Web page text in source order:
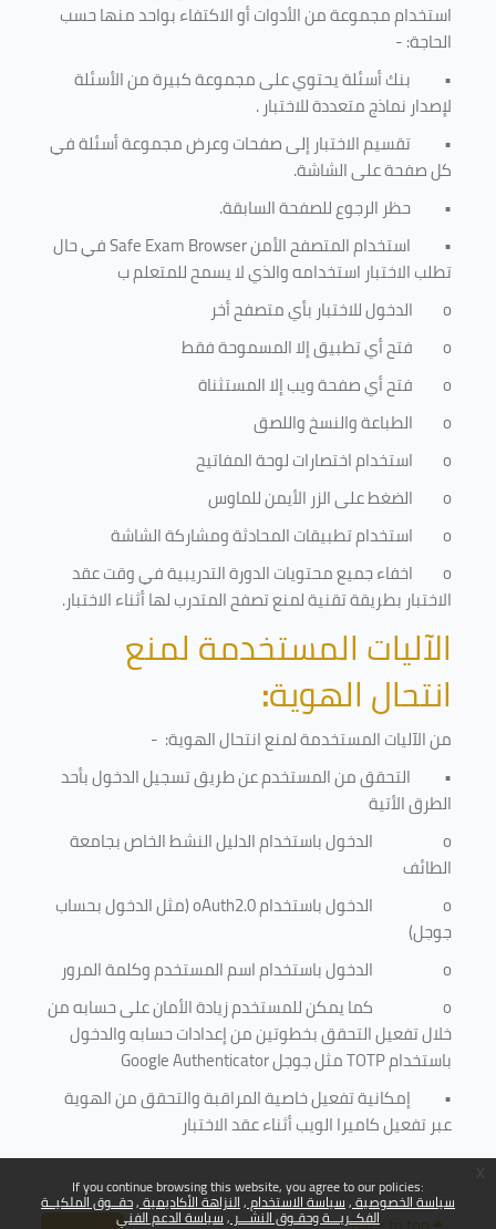
If you continue browsing this website, you agree to our policies:
سياسة الخصوصية سياسة الاستخدام النزاهة الأكاديمية حقــوق الملكيــة
الفكــريـــة وحقـوق النشـــر سياسة الدعم الفني
استخدام مجموعة من الأدوات أو الاكتفاء بواحد منها حسب
الحاجة: -
• بنك أسئلة يحتوي على مجموعة كبيرة من الأسئلة
لإصدار نماذج متعددة للاختبار.
• تقسيم الاختبار إلى صفحات وعرض مجموعة أسئلة في
كل صفحة على الشاشة.
• حظر الرجوع للصفحة السابقة.
• استخدام المتصفح الأمنSafe Exam Browserفي حال
تطلب الاختبار استخدامه والذي لا يسمح للمتعلم ب
o
الدخول للاختبار بأي متصفح أخر
o
فتح أي تطبيق إلا المسموحة فقط
o
فتح أي صفحة ويب إلا المستثناة
o
الطباعة والنسخ واللصق
o
استخدام اختصارات لوحة المفاتيح
o
الضغط على الزر الأيمن للماوس
o
استخدام تطبيقات المحادثة ومشاركة الشاشة
o
اخفاء جميع محتويات الدورة التدريبية في وقت عقد
الاختبار بطريقة تقنية لمنع تصفح المتدرب لها أثناء الاختبار.
الآليات المستخدمة لمنع
انتحال الهوية:
من الآليات المستخدمة لمنعانتحال الهوية: -
• التحقق من المستخدم عن طريق تسجيل الدخول بأحد
الطرق الأتية
o
الدخول باستخدام الدليل النشط الخاص بجامعة
الطائف
o
الدخول باستخدامoAuth2.0(مثل الدخول بحساب
جوجل)
o
الدخول باستخدام اسم المستخدم وكلمة المرور
o
كما يمكن للمستخدم زيادة الأمان على حسابه من
خلال تفعيل التحقق بخطوتين من إعدادات حسابه والدخول
باستخدامTOTPمثل جوجلGoogle Authenticator
• إمكانية تفعيل خاصية المراقبة والتحقق من الهوية
عبر تفعيل كاميرا الويب أثناء عقد الاختبار